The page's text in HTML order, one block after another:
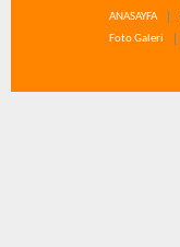
ANASAYFA
Foto Galeri